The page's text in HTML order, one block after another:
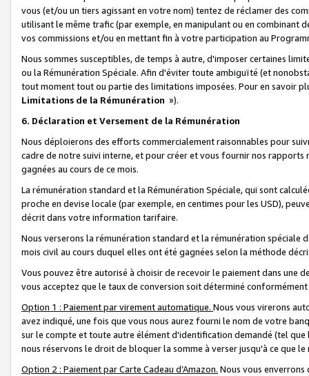
vous (et/ou un tiers agissant en votre nom) tentez de réclamer des
utilisant le même trafic (par exemple, en manipulant ou en combinant
vos commissions et/ou en mettant fin à votre participation au
Nous sommes susceptibles, de temps à autre, d'imposer certaines
ou la Rémunération Spéciale. Afin d'éviter toute ambiguïté (et
tout moment tout ou partie des limitations imposées. Pour en savoir
Limitations de la Rémunération »).
6. Déclaration et Versement de la Rémunération
Nous déploierons des efforts commercialement raisonnables pour
cadre de notre suivi interne, et pour créer et vous fournir nos
gagnées au cours de ce mois.
La rémunération standard et la Rémunération Spéciale, qui sont
proche en devise locale (par exemple, en centimes pour les USD),
décrit dans votre information tarifaire.
Nous verserons la rémunération standard et la rémunération spéciale
mois civil au cours duquel elles ont été gagnées selon la méthode
Vous pouvez être autorisé à choisir de recevoir le paiement dans une
vous acceptez que le taux de conversion soit déterminé
Option 1 : Paiement par virement automatique. Nous vous virerons
avez indiqué, une fois que vous nous aurez fourni le nom de votre
sur le compte et toute autre élément d'identification demandé (tel que
nous réservons le droit de bloquer la somme à verser jusqu'à ce que
Option 2 : Paiement par Carte Cadeau d’Amazon. Nous vous